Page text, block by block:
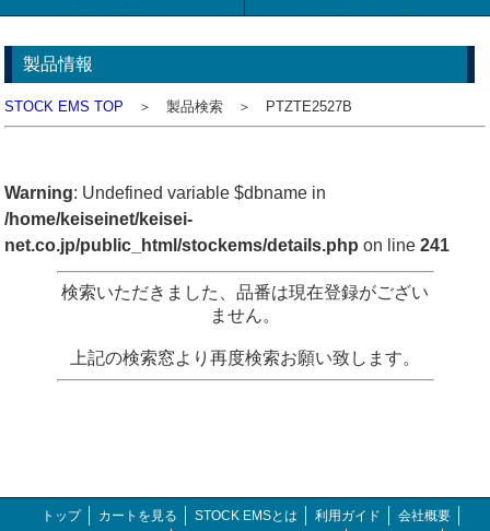
製品情報
STOCK EMS TOP ＞ 製品検索 ＞ PTZTE2527B
Warning: Undefined variable $dbname in
/home/keiseinet/keisei-
net.co.jp/public_html/stockems/details.php on line241
検索いただきました、品番は現在登録がござい
ません。
上記の検索窓より再度検索お願い致します。
トップ カートを見る STOCK EMSとは 利用ガイド
会社概要